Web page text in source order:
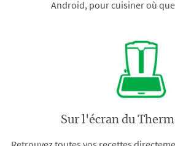
Android, pour cuisiner où
Sur l'écran du